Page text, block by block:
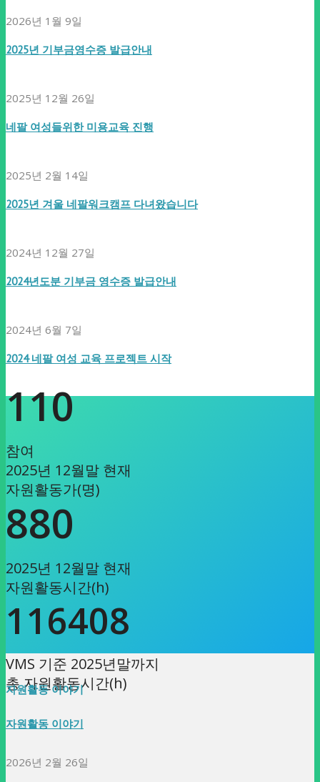
2026년 1월 9일
2025년 기부금영수증 발급안내
2025년 12월 26일
네팔 여성들위한 미용교육 진행
2025년 2월 14일
2025년 겨울 네팔워크캠프 다녀왔습니다
2024년 12월 27일
2024년도분 기부금 영수증 발급안내
2024년 6월 7일
2024 네팔 여성 교육 프로젝트 시작
110
참여
2025년 12월말 현재
자원활동가(명)
880
2025년 12월말 현재
자원활동시간(h)
116408
VMS 기준 2025년말까지
총 자원활동시간(h)
자원활동 이야기
자원활동 이야기
2026년 2월 26일